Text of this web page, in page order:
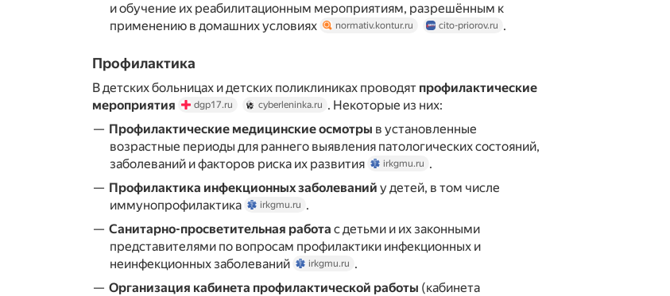
и обучение их реабилитационным мероприятиям, разрешённым к
применению в домашних условиях
normativ.kontur.ru cito-priorov.ru .
Профилактика
В детских больницах и детских поликлиниках проводят профилактические
мероприятия
dgp17.ru cyberleninka.ru . Некоторые из них:
Профилактические медицинские осмотры в установленные
возрастные периоды для раннего выявления патологических состояний,
заболеваний и факторов риска их развития
irkgmu.ru .
Профилактика инфекционных заболеваний у детей, в том числе
иммунопрофилактика
irkgmu.ru .
Санитарно-просветительная работа с детьми и их законными
представителями по вопросам профилактики инфекционных и
неинфекционных заболеваний
irkgmu.ru .
Организация кабинета профилактической работы (кабинета